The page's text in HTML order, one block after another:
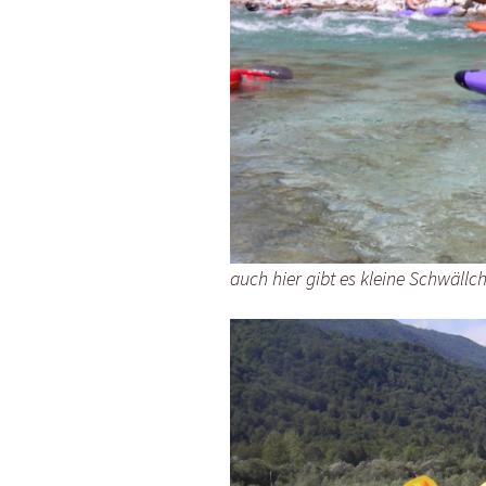
auch hier gibt es kleine